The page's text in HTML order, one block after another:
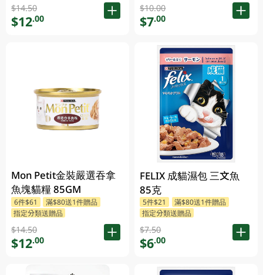
$14.50
$12.00
Mon Petit金裝嚴選吞拿
魚塊貓糧 85GM
6件$61
滿$80送1件贈品
指定分類送贈品
$14.50
$12.00
$10.00
$7.00
FELIX 成貓濕包 三文魚
85克
5件$21
滿$80送1件贈品
指定分類送贈品
$7.50
$6.00